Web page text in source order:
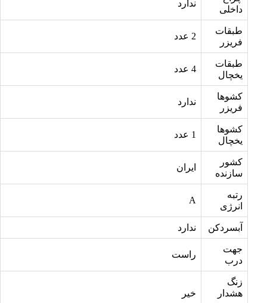
داخلی
ندارد
طبقات
فریزر
طبقات
یخچال
کشوها
فریزر
ندارد
کشوها
یخچال
کشور
سازنده
ایران
رتبه
انرژی
A
آبسردکن ندارد
جهت
درب
راست
زنگ
هشدار
خیر